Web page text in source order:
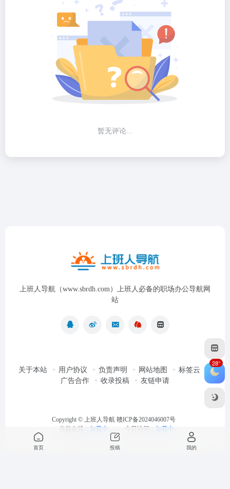
暂无评论...
上班人导航（www.sbrdh.com）上班人必备的职场办公导航网
站
关于本站 用户协议 负责声明 网站地图
标签云
广告合作
收录投稿 友链申请
Copyright © 上班人导航 赣ICP备2024046007号
当前在线： 加载中... 今日访问： 加载中...
28°
首页 投稿 我的